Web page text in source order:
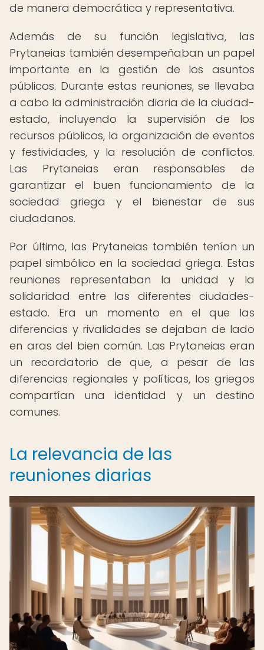
de manera democrática y representativa.
Además de su función legislativa, las
Prytaneias también desempeñaban un papel
importante en la gestión de los asuntos
públicos. Durante estas reuniones, se llevaba
a cabo la administración diaria de la ciudad-
estado, incluyendo la supervisión de los
recursos públicos, la organización de eventos
y festividades, y la resolución de conflictos.
Las Prytaneias eran responsables de
garantizar el buen funcionamiento de la
sociedad griega y el bienestar de sus
ciudadanos.
Por último, las Prytaneias también tenían un
papel simbólico en la sociedad griega. Estas
reuniones representaban la unidad y la
solidaridad entre las diferentes ciudades-
estado. Era un momento en el que las
diferencias y rivalidades se dejaban de lado
en aras del bien común. Las Prytaneias eran
un recordatorio de que, a pesar de las
diferencias regionales y políticas, los griegos
compartían una identidad y un destino
comunes.
La relevancia de las
reuniones diarias